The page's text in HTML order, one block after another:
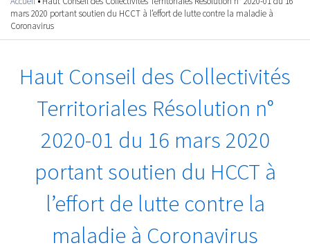
Vous êtes ici
mars 2020 portant soutien du HCCT à l’effort de lutte contre la maladie à
Coronavirus
Haut Conseil des Collectivités
Territoriales Résolution n°
2020-01 du 16 mars 2020
portant soutien du HCCT à
l’effort de lutte contre la
maladie à Coronavirus